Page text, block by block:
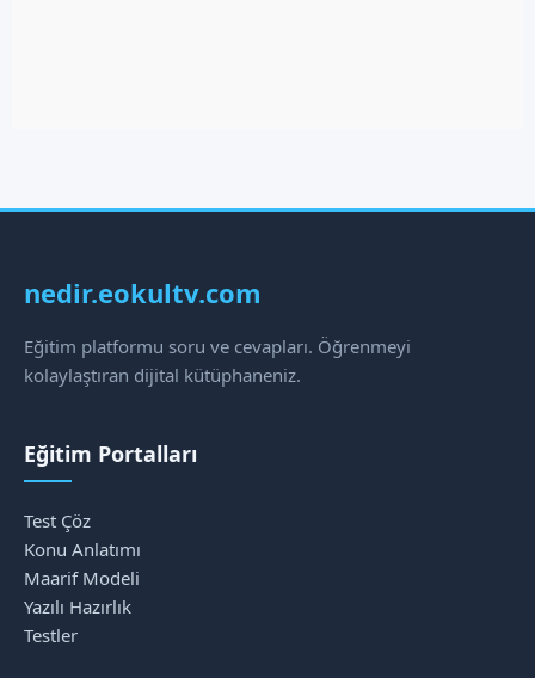
nedir.eokultv.com
Eğitim platformu soru ve cevapları. Öğrenmeyi
kolaylaştıran dijital kütüphaneniz.
Eğitim Portalları
Test Çöz
Konu Anlatımı
Maarif Modeli
Yazılı Hazırlık
Testler